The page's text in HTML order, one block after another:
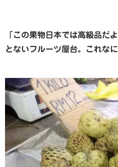
「この果物日本では高級品だ
とないフルーツ屋台。これなに